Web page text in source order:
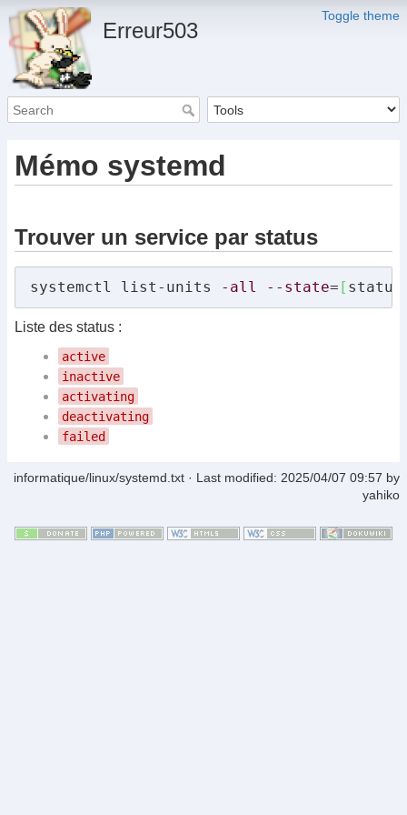
Toggle theme
Erreur503
Mémo systemd
Trouver un service par status
systemctl list-units -all --state= [ status
Liste des status :
active
inactive
activating
deactivating
failed
informatique/linux/systemd.txt · Last modified: 2025/04/07 09:57 by
yahiko